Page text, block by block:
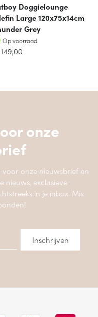
Doggielounge
Large 120x75x14cm
Grey
Op voorraad
Op voorraad
149,00
onze
onze nieuwsbrief en
nieuws, exclusieve
in je inbox. Mis